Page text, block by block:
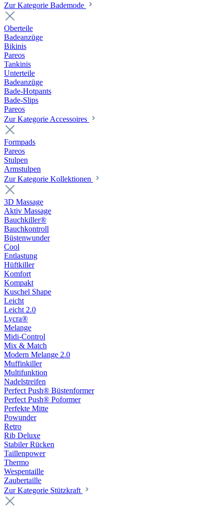
Zur Kategorie Bademode
Oberteile
Badeanzüge
Bikinis
Pareos
Tankinis
Unterteile
Badeanzüge
Bade-Hotpants
Bade-Slips
Pareos
Zur Kategorie Accessoires
Formpads
Pareos
Stulpen
Armstulpen
Zur Kategorie Kollektionen
3D Massage
Aktiv Massage
Bauchkiller®
Bauchkontroll
Büstenwunder
Cool
Entlastung
Hüftkiller
Komfort
Kompakt
Kuschel Shape
Leicht
Leicht 2.0
Lycra®
Melange
Midi-Control
Mix & Match
Modern Melange 2.0
Muffinkiller
Multifunktion
Nadelstreifen
Perfect Push® Büstenformer
Perfect Push® Poformer
Perfekte Mitte
Powunder
Retro
Rib Deluxe
Stabiler Rücken
Taillenpower
Thermo
Wespentaille
Zaubertaille
Zur Kategorie Stützkraft